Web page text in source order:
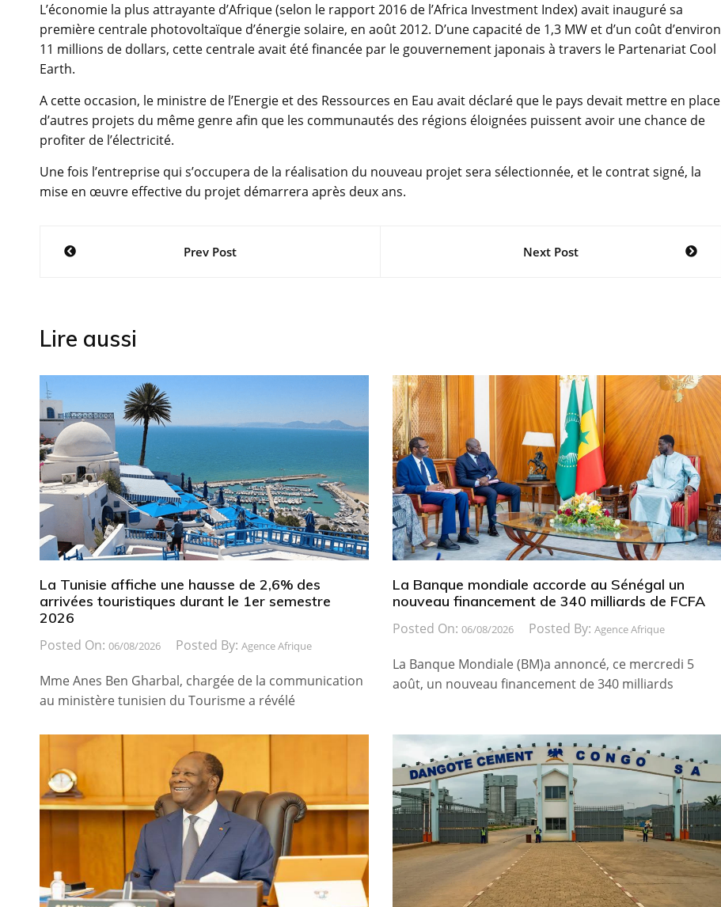
L’économie la plus attrayante d’Afrique (selon le rapport 2016 de l’Africa Investment Index) avait inauguré sa
première centrale photovoltaïque d’énergie solaire, en août 2012. D’une capacité de 1,3 MW et d’un coût d’environ
11 millions de dollars, cette centrale avait été financée par le gouvernement japonais à travers le Partenariat Cool
Earth.
A cette occasion, le ministre de l’Energie et des Ressources en Eau avait déclaré que le pays devait mettre en place
d’autres projets du même genre afin que les communautés des régions éloignées puissent avoir une chance de
profiter de l’électricité.
Une fois l’entreprise qui s’occupera de la réalisation du nouveau projet sera sélectionnée, et le contrat signé, la
mise en œuvre effective du projet démarrera après deux ans.
NavigationPrev Post Next Post
Lire aussi
La Tunisie affiche une hausse de 2,6% des
arrivées touristiques durant le 1er semestre
2026
Posted On: 06/08/2026 Posted By: Agence Afrique
Mme Anes Ben Gharbal, chargée de la communication
au ministère tunisien du Tourisme a révélé
La Banque mondiale accorde au Sénégal un
nouveau financement de 340 milliards de FCFA
Posted On: 06/08/2026 Posted By: Agence Afrique
La Banque Mondiale (BM)a annoncé, ce mercredi 5
août, un nouveau financement de 340 milliards